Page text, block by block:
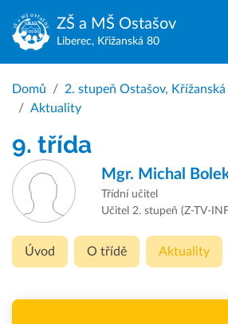
ZŠ a MŠ Ostašov
Liberec, Křižanská 80
Domů 2. stupeň Ostašov, Křížanská
Aktuality
9. třída
Mgr. Michal
Třídní učitel
Učitel 2. stupeň (Z-TV-
Úvod O třídě Aktuality